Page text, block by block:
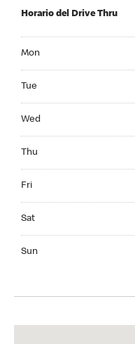
Horario del Drive Thru
Mon
Tue
Wed
Thu
Fri
Sat
Sun